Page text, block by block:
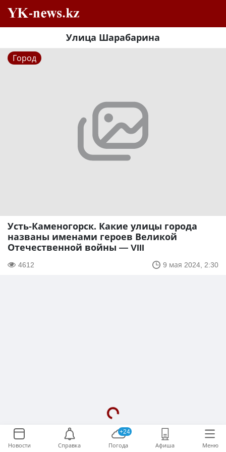
Улица Шарабарина
Город
Усть-Каменогорск. Какие улицы города
названы именами героев Великой
Отечественной войны — VIII
4612 9 мая 2024, 2:30
Новости Справка
+24
Погода Афиша Меню